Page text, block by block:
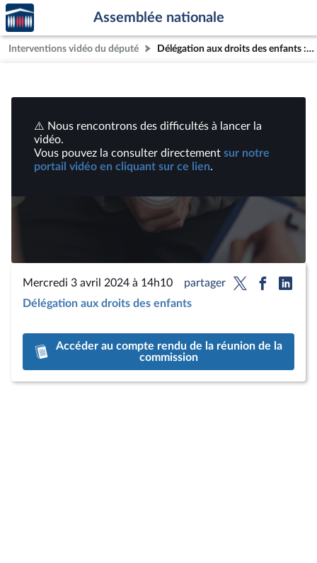
Aller au contenu
Aller en bas de la page
Accèder
à la
page
d'accueil
Assemblée nationale
Interventions vidéo du député Délégation aux droits des enfants : Table ronde réunissant diverses associations | Vidéos
Lire
vidéo
⚠️ Nous rencontrons des difficultés à lancer la
vidéo.
Vous pouvez la consulter directement sur notre
portail vidéo en cliquant sur ce lien.
Mercredi 3 avril 2024 à 14h10
partager
Délégation aux droits des enfants
Accéder au compte rendu de la réunion de la
commission